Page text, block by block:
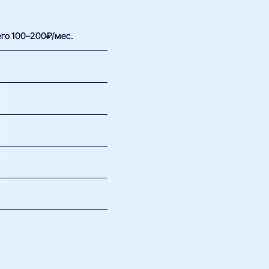
100–200₽/мес.
строите умный дом —
провайдера со
посмотрите